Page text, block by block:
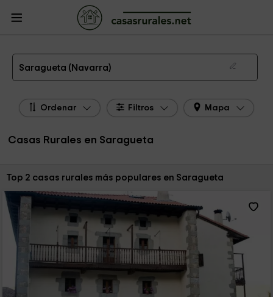
Casas Rurales
Saragueta
Las 2 mejores casas rurales en Saragueta de 2026
Saragueta (Navarra)
Ordenar Filtros Mapa
Casas Rurales en Saragueta
Ordenar por:
Top 2 casas rurales más populares en Saragueta